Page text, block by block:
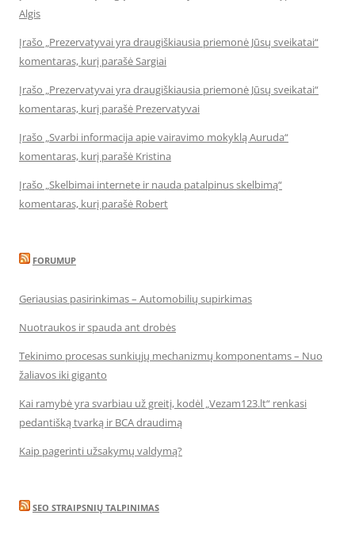
Algis
Įrašo „Prezervatyvai yra draugiškiausia priemonė Jūsų sveikatai“
komentaras, kurį parašė Sargiai
Įrašo „Prezervatyvai yra draugiškiausia priemonė Jūsų sveikatai“
komentaras, kurį parašė Prezervatyvai
Įrašo „Svarbi informacija apie vairavimo mokyklą Auruda“
komentaras, kurį parašė Kristina
Įrašo „Skelbimai internete ir nauda patalpinus skelbimą“
komentaras, kurį parašė Robert
FORUMUP
Geriausias pasirinkimas – Automobilių supirkimas
Nuotraukos ir spauda ant drobės
Tekinimo procesas sunkiųjų mechanizmų komponentams – Nuo
žaliavos iki giganto
Kai ramybė yra svarbiau už greitį, kodėl „Vezam123.lt“ renkasi
pedantišką tvarką ir BCA draudimą
Kaip pagerinti užsakymų valdymą?
SEO STRAIPSNIŲ TALPINIMAS